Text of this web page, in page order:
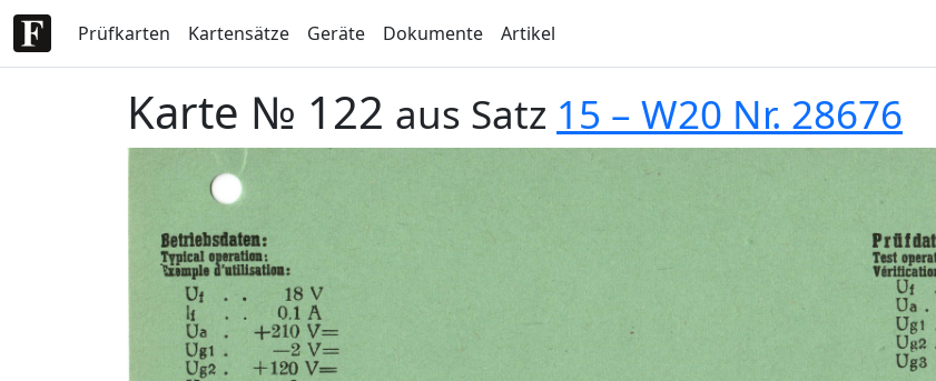
Prüfkarten Kartensätze Geräte Dokumente Artikel
Karte № 122 aus Satz 15 – W20 Nr. 28676